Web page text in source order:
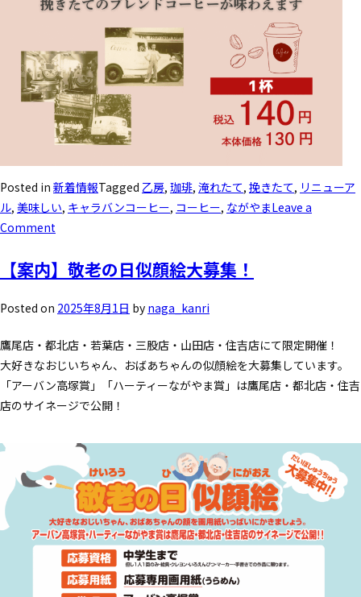
Posted in 新着情報Tagged 乙房, 珈琲, 淹れたて, 挽きたて, リニューア
ル, 美味しい, キャラバンコーヒー, コーヒー, ながやまLeave a
Comment
【案内】敬老の日似顔絵大募集！
Posted on 2025年8月1日 by naga_kanri
鷹尾店・都北店・若葉店・三股店・山田店・住吉店にて限定開催！
大好きなおじいちゃん、おばあちゃんの似顔絵を大募集しています。
「アーバン高塚賞」「ハーティーながやま賞」は鷹尾店・都北店・住吉
店のサイネージで公開！